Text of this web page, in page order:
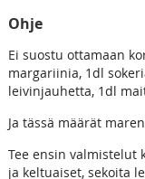
Ohje
Ei suostu ottamaan
margariinia, 1dl
leivinjauhetta, 1dl
Ja tässä määrät
Tee ensin valmistelut
ja keltuaiset, sekoita